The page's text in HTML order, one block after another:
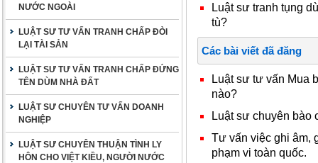
NƯỚC NGOÀI
LUẬT SƯ TƯ VẤN TRANH CHẤP ĐÒI
LẠI TÀI SẢN
LUẬT SƯ TƯ VẤN TRANH CHẤP ĐỨNG
TÊN DÙM NHÀ ĐẤT
LUẬT SƯ CHUYÊN TƯ VẤN DOANH
NGHIỆP
LUẬT SƯ CHUYÊN THUẬN TÌNH LY
HÔN CHO VIỆT KIỀU, NGƯỜI NƯỚC
Luật sư tranh tụng
tù?
Các bài viết đã đăng
Luật sư tư vấn Mua
nào?
Luật sư chuyên bào
Tư vấn việc ghi âm,
phạm vi toàn quốc.